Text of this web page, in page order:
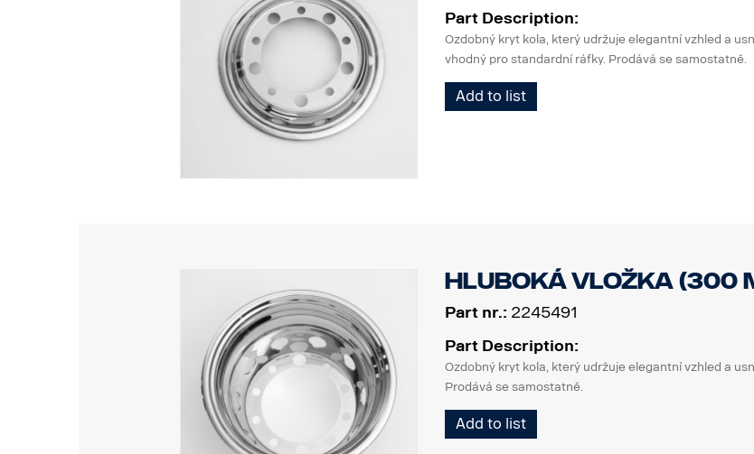
Part Description:
Ozdobný kryt kola, který udržuje elegantní vzhled a
vhodný pro standardní ráfky. Prodává se samostatně.
Add to list
Hluboká vložka (300
Part nr.: 2245491
Part Description:
Ozdobný kryt kola, který udržuje elegantní vzhled a
Prodává se samostatně.
Add to list